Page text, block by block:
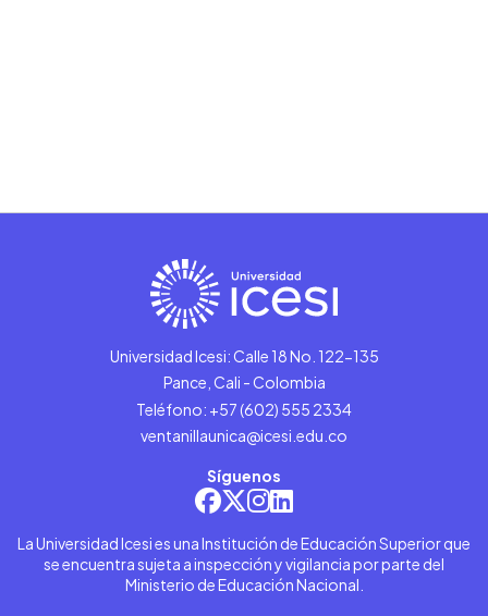
Universidad Icesi: Calle 18 No. 122-135
Pance, Cali - Colombia
Teléfono: +57 (602) 555 2334
ventanillaunica@icesi.edu.co
Síguenos
La Universidad Icesi es una Institución de Educación Superior que
se encuentra sujeta a inspección y vigilancia por parte del
Ministerio de Educación Nacional.